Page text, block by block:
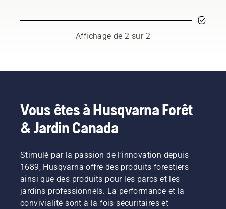
est votre
coupe-
broussailles,
vous
trouverez
de
conseils
sur la
façon de
travailler
de façon
respectés
qui
arbres et
celui de
la
Ensemble,
nous
travaillons
à faire
progresser
ces
Affichage de 2 sur 2
Vous êtes à Husqvarna Forêt
& Jardin Canada
Stimulé par la passion de l’innovation depuis
1689, Husqvarna offre des produits forestiers
ainsi que des produits pour les parcs et les
jardins professionnels. La performance et la
convivialité sont à la fois sécuritaires et